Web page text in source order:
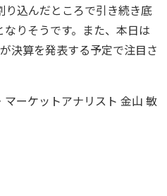
込んだところで引き続き底
りそうです。また、本日は
決算を発表する予定で注目さ
ーケットアナリスト 金山 敏